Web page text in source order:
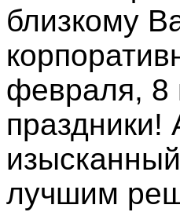
близкому
февраля, 8
лучшим